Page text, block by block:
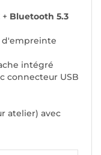
+ Bluetooth 5.3
d'empreinte
intégré
connecteur USB
atelier) avec